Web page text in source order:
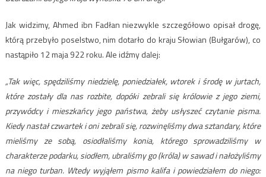
Jak widzimy, Ahmed ibn Fadłan niezwykle szczegółowo opisał drogę,
którą przebyło poselstwo, nim dotarło do kraju Słowian (Bułgarów), co
nastąpiło 12 maja 922 roku. Ale idźmy dalej:
„Tak więc, spędziliśmy niedzielę, poniedziałek, wtorek i środę w jurtach,
które zostały dla nas rozbite, dopóki zebrali się królowie z jego ziemi,
przywódcy i mieszkańcy jego państwa, żeby usłyszeć czytanie pisma.
Kiedy nastał czwartek i oni zebrali się, rozwinęliśmy dwa sztandary, które
mieliśmy ze sobą, osiodłaliśmy konia, którego sprowadziliśmy w
charakterze podarku, siodłem, ubraliśmy go (króla) w sawad i nałożyliśmy
na niego turban. Wtedy wyjąłem pismo kalifa i powiedziałem do niego: